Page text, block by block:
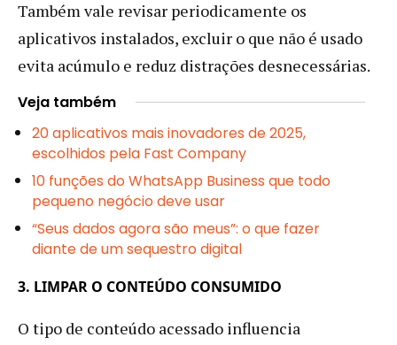
Também vale revisar periodicamente os
aplicativos instalados, excluir o que não é usado
evita acúmulo e reduz distrações desnecessárias.
Veja também
20 aplicativos mais inovadores de 2025,
escolhidos pela Fast Company
10 funções do WhatsApp Business que todo
pequeno negócio deve usar
“Seus dados agora são meus”: o que fazer
diante de um sequestro digital
3. LIMPAR O CONTEÚDO CONSUMIDO
O tipo de conteúdo acessado influencia